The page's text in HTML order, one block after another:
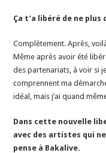
Ça t’a libéré de ne
Complètement. Après,
Même après avoir été
des partenariats, à voir si
comprennent ma
idéal, mais j’ai quand
Dans cette nouvelle
avec des artistes qui
pense à Bakalive.